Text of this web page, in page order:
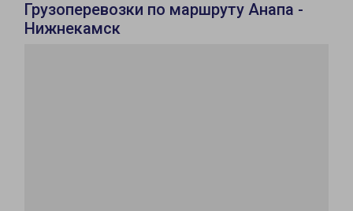
Грузоперевозки по маршруту Анапа -
Нижнекамск